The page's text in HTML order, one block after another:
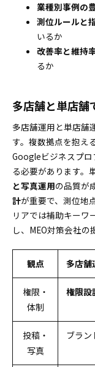
業種別事例の
測位ルールと
いるか
改善率と維持
るか
多店舗と単店舗
多店舗運用と単店舗
す。複数拠点を抱え
Googleビジネスプ
る必要があります。
と写真運用の品質が
計が重要で、測位地
リアでは補助キーワ
し、MEO対策会社の
観点 多店舗
権限・
体制
権限設
投稿・
写真
ブラン